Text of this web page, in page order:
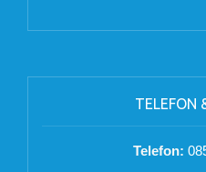
TELEFON
Telefon: